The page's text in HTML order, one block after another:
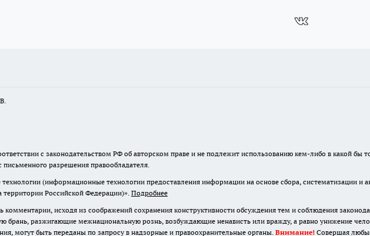
с законодательством РФ об авторском праве и не подлежит использованию кем-либо в какой бы
разрешения правообладателя.
(информационные технологии предоставления информации на основе сбора, систематизации и
Российской Федерации)». Подробнее
исходя из соображений сохранения конструктивности обсуждения тем и соблюдения
брань, разжигающие межнациональную рознь, возбуждающие ненависть или вражду, а равно унижение
могут быть переданы по запросу в надзорные и правоохранительные органы. Внимание! Совершая